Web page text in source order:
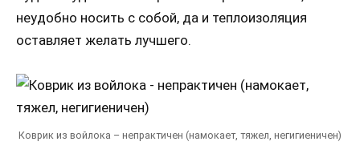
неудобно носить с собой, да и теплоизоляция
оставляет желать лучшего.
Коврик из войлока – непрактичен (намокает, тяжел, негигиеничен)